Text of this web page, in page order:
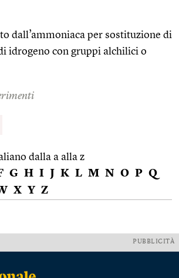
dall’ammoniaca per sostituzione di
idrogeno con gruppi alchilici o
dalla a alla z
G H I J K L M N O P Q
X Y Z
PUBBLICITÀ